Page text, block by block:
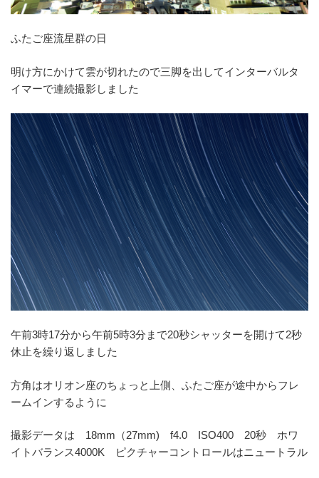
ふたご座流星群の日
明け方にかけて雲が切れたので三脚を出してインターバルタ
イマーで連続撮影しました
午前3時17分から午前5時3分まで20秒シャッターを開けて2秒
休止を繰り返しました
方角はオリオン座のちょっと上側、ふたご座が途中からフレ
ームインするように
撮影データは 18mm（27mm) f4.0 ISO400 20秒 ホワ
イトバランス4000K
ピクチャーコントロールはニュートラル